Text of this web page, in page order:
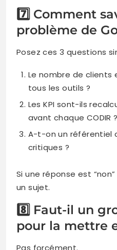
7️⃣ Comment
problème de
Posez ces 3 questions
Le nombre de
tous les outils ?
Les KPI sont-ils
avant chaque CODIR ?
A-t-on un référentiel
critiques ?
Si une réponse est
un sujet.
8️⃣ Faut-il un
pour la mettre
Pas forcément.